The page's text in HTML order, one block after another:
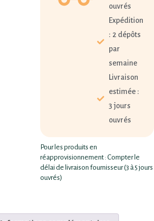
ouvrés
Expédition
: 2 dépôts
par
semaine
Livraison
estimée :
3 jours
ouvrés
Pour les produits en
réapprovisionnement : Compter le
délai de livraison fournisseur (3 à 5 jours
ouvrés)